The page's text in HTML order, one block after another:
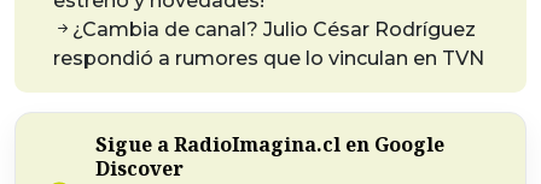
¿Cambia de canal? Julio César Rodríguez
respondió a rumores que lo vinculan en TVN
Sigue a RadioImagina.cl en Google
Discover